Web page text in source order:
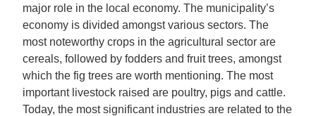
major role in the local economy. The municipality’s
economy is divided amongst various sectors. The
most noteworthy crops in the agricultural sector are
cereals, followed by fodders and fruit trees, amongst
which the fig trees are worth mentioning. The most
important livestock raised are poultry, pigs and cattle.
Today, the most significant industries are related to the